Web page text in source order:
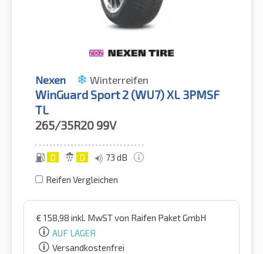
Nexen Winterreifen
WinGuard Sport 2 (WU7) XL 3PMSF
TL
265/35R20 99V
D D 73 dB
Reifen Vergleichen
€ 158,98 inkl. MwSTvon Raifen Paket GmbH
AUF LAGER
Versandkostenfrei